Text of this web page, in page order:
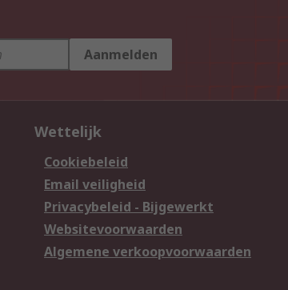
Aanmelden
Wettelijk
Cookiebeleid
Email veiligheid
Privacybeleid - Bijgewerkt
Websitevoorwaarden
Algemene verkoopvoorwaarden